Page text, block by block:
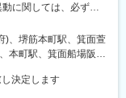
に関しては、必ず勤
配属オフィス一覧】■
タワー■愛知県名古屋
見区竹田田中宮町103
南区西原6丁目11-8■
)、堺筋本町駅、箕面萱
本町駅、箕面船場阪大
決定します